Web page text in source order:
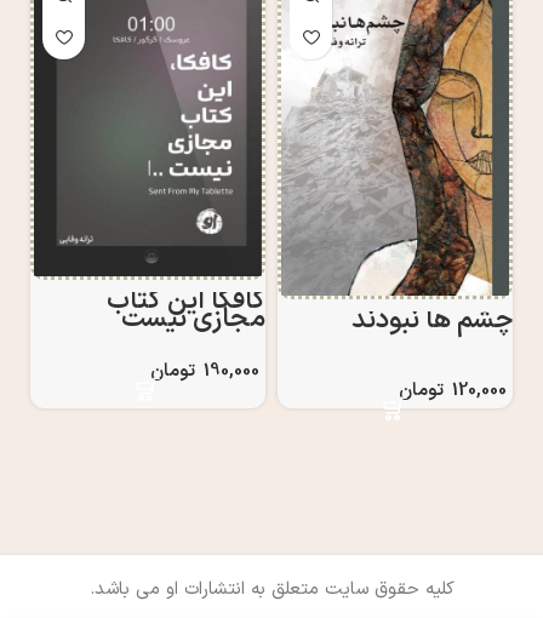
چشم ها نبودند
120,000 تومان
کافکا این کتاب
مجازی نیست
190,000 تومان
کلیه حقوق سایت متعلق به انتشارات او می باشد.